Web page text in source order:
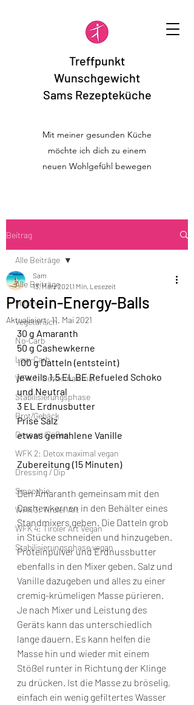
Treffpunkt
Wunschgewicht
Sams Rezepteküche
Mit meiner gesunden Küche
möchte ich dich zu einem
neuen Wohlgefühl bewegen
Beitrag
Alle Beiträge
Vegan
Vegetarisch
No-Carb
Low-Carb
WFK 1: Detox maximal
Stabilisierungsphase
Brot/Gebäck
Dessert/Süßes
WFK 2: Detox maximal vegan
Dressing / Dip
Smoothie
WFK 3: Tiroler Art
WFK 4: Tiroler Art Vegan
Stabilisierungsphase vegan
Alle Beiträge
Protein-Energy-Balls
Sam
13. März 2021 1 Min. Lesezeit
Aktualisiert:11. Mai 2021
30 g Amaranth
50 g Cashewkerne
100 g Datteln (entsteint)
jeweils 1,5 EL BE Refueled Schoko
und Neutral
3 EL Erdnusbutter
Prise Salz
etwas gemahlene Vanille
Zubereitung (15 Minuten)
Den Amaranth gemeinsam mit den
Cashewkernen in den Behälter eines
Standmixers geben. Die Datteln grob
in Stücke schneiden und hinzugeben.
Proteinpulver und Erdnussbutter
ebenfalls in den Mixer geben. Salz und
Vanille dazugeben und alles zu einer
cremig-krümeligen Masse pürieren.
Je nach Mixer und Leistung des
Geräts kann das unterschiedlich
lange dauern. Es kann helfen die
Masse hin und wieder mit einem
Stößel runter in Richtung der Klinge
zu drücken. Ist die Masse zu bröselig,
einfach ein wenig gefiltertes Wasser